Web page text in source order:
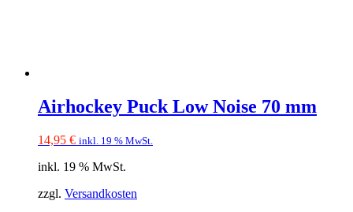
Airhockey Puck Low Noise 70 mm
14,95 € inkl. 19 % MwSt.
inkl. 19 % MwSt.
zzgl. Versandkosten